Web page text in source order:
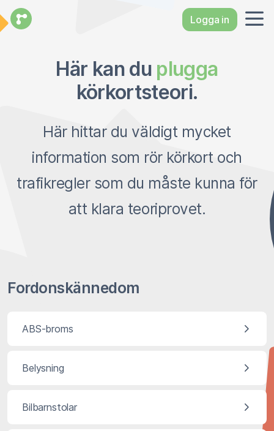
Logga in
Här kan du plugga
körkortsteori.
Här hittar du väldigt mycket
information som rör körkort och
trafikregler som du måste kunna för
att klara teoriprovet.
Fordonskännedom
ABS-broms
Belysning
Bilbarnstolar